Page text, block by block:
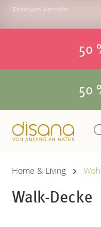
Direkt vom Hersteller
50
50
Home & Living
Walk-Decke